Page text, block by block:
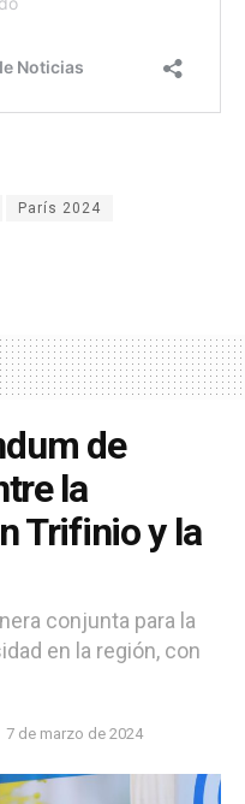
París 2024
de
la
Trifinio y la
conjunta para la
en la región, con
7 de marzo de 2024